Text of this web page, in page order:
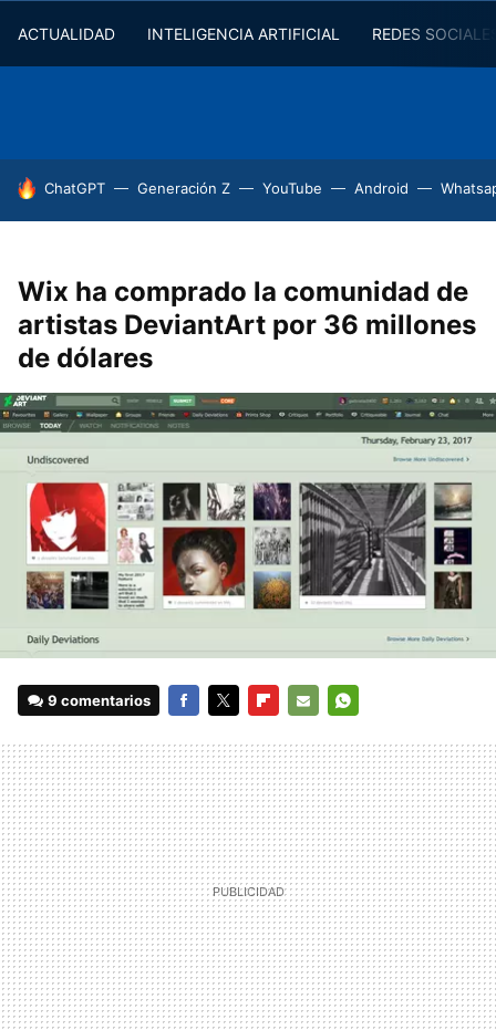
ACTUALIDAD INTELIGENCIA ARTIFICIAL REDES
HOY SE HABLA DE
ChatGPT Generación Z YouTube Android
Wix ha comprado la comunidad de
artistas DeviantArt por 36 millones
de dólares
9 comentarios
MAIL